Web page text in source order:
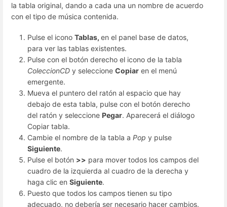
la tabla original, dando a cada una un nombre de acuerdo
con el tipo de música contenida.
Pulse el icono Tablas, en el panel base de datos,
para ver las tablas existentes.
Pulse con el botón derecho el icono de la tabla
ColeccionCD y seleccione Copiar en el menú
emergente.
Mueva el puntero del ratón al espacio que hay
debajo de esta tabla, pulse con el botón derecho
del ratón y seleccione Pegar. Aparecerá el diálogo
Copiar tabla.
Cambie el nombre de la tabla a Pop y pulse
Siguiente.
Pulse el botón >> para mover todos los campos del
cuadro de la izquierda al cuadro de la derecha y
haga clic en Siguiente.
Puesto que todos los campos tienen su tipo
adecuado, no debería ser necesario hacer cambios.